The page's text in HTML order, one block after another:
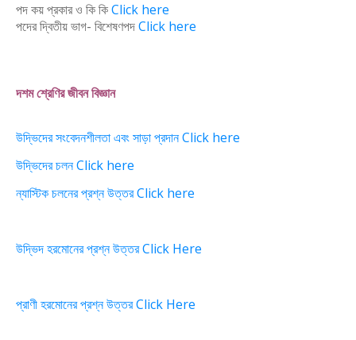
পদ কয় প্রকার ও কি কিClick here
পদের দ্বিতীয় ভাগ- বিশেষণপদClick here
দশম শ্রেণির জীবন বিজ্ঞান
উদ্ভিদের সংবেদনশীলতা এবং সাড়া প্রদান Click here
উদ্ভিদের চলন Click here
ন্যাস্টিক চলনের প্রশ্ন উত্তর Click here
উদ্ভিদ হরমোনের প্রশ্ন উত্তর Click Here
প্রাণী হরমোনের প্রশ্ন উত্তর Click Here